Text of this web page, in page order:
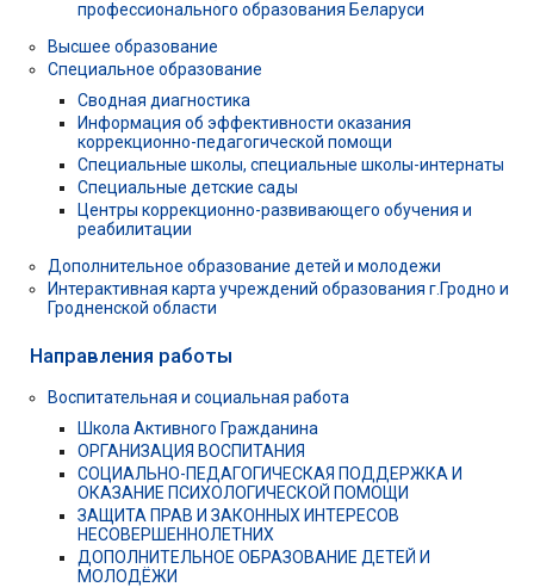
профессионального образования Беларуси
Высшее образование
Специальное образование
Сводная диагностика
Информация об эффективности оказания
коррекционно-педагогической помощи
Специальные школы, специальные школы-интернаты
Специальные детские сады
Центры коррекционно-развивающего обучения и
реабилитации
Дополнительное образование детей и молодежи
Интерактивная карта учреждений образования г.Гродно и
Гродненской области
Направления работы
Воспитательная и социальная работа
Школа Активного Гражданина
ОРГАНИЗАЦИЯ ВОСПИТАНИЯ
СОЦИАЛЬНО-ПЕДАГОГИЧЕСКАЯ ПОДДЕРЖКА И
ОКАЗАНИЕ ПСИХОЛОГИЧЕСКОЙ ПОМОЩИ
ЗАЩИТА ПРАВ И ЗАКОННЫХ ИНТЕРЕСОВ
НЕСОВЕРШЕННОЛЕТНИХ
ДОПОЛНИТЕЛЬНОЕ ОБРАЗОВАНИЕ ДЕТЕЙ И
МОЛОДЁЖИ